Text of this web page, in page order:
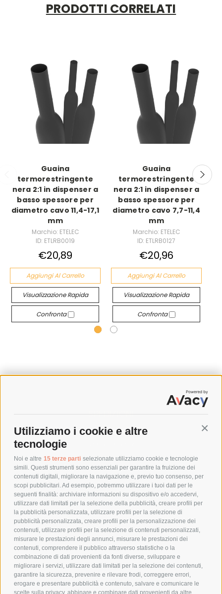
Utilizziamo i cookie e altre
tecnologie
Noi e altre 15 terze parti selezionate utilizziamo cookie e tecnologie
simili. Questi strumenti sono essenziali per garantire la fruizione dei
contenuti digitali, migliorare la navigazione e, previo tuo consenso, per
scopi pubblicitari. Ad esempio, potremmo utilizzare i tuoi dati per le
seguenti finalità: archiviare informazioni su dispositivo e/o accedervi,
utilizzare dati limitati per la selezione della pubblicità, creare profili per
la pubblicità personalizzata, utilizzare profili per la selezione di
pubblicità personalizzata, creare profili per la personalizzazione dei
contenuti, utilizzare profili per la selezione di contenuti personalizzati,
misurare le prestazioni degli annunci, misurare le prestazioni dei
contenuti, comprendere il pubblico attraverso statistiche o la
combinazione di dati provenienti da fonti diverse, sviluppare e
migliorare i servizi, utilizzare dati limitati per la selezione dei contenuti,
garantire la sicurezza, prevenire e rilevare frodi, correggere errori,
erogare e presentare pubblicità e contenuto, salvare e comunicare le
PRODOTTI CORRELATI
Guaina
termorestringente
nera 2:1 in dispenser a
basso spessore per
diametro cavo 11,4-17,1
mm
Marchio: ETELEC
ID: ETLRB0019
€20,89
Aggiungi Al Carrello
Visualizzazione Rapida
Confronta
Guaina
termorestringente
nera 2:1 in dispenser a
basso spessore per
diametro cavo 7,7-11,4
mm
Marchio: ETELEC
ID: ETLRB0127
€20,96
Aggiungi Al Carrello
Visualizzazione Rapida
Confronta
SPEDIZIONI
COSTI DI SPEDIZIONE
POLITICA DI RESO
POLICY
PRIVACY POLICY
COOKIE POLICY
PAGAMENTI SICURI
AZIENDA